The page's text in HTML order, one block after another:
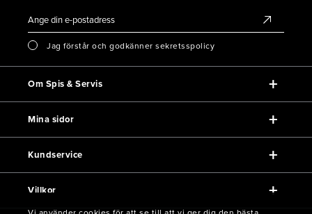
Jag förstår och godkänner sekretsspolicy
Om Spis & Servis
Mina sidor
Kundservice
Villkor